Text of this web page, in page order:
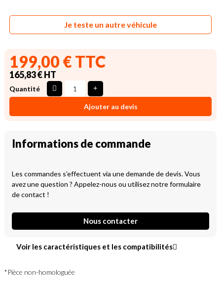
Je teste un autre véhicule
199,00 € TTC
165,83 € HT
Quantité
Ajouter au devis
Informations de commande
Les commandes s’effectuent via une demande de devis. Vous
avez une question ? Appelez-nous ou utilisez notre formulaire
de contact !
Nous contacter
Voir les caractéristiques et les compatibilités
*Pièce non-homologuée